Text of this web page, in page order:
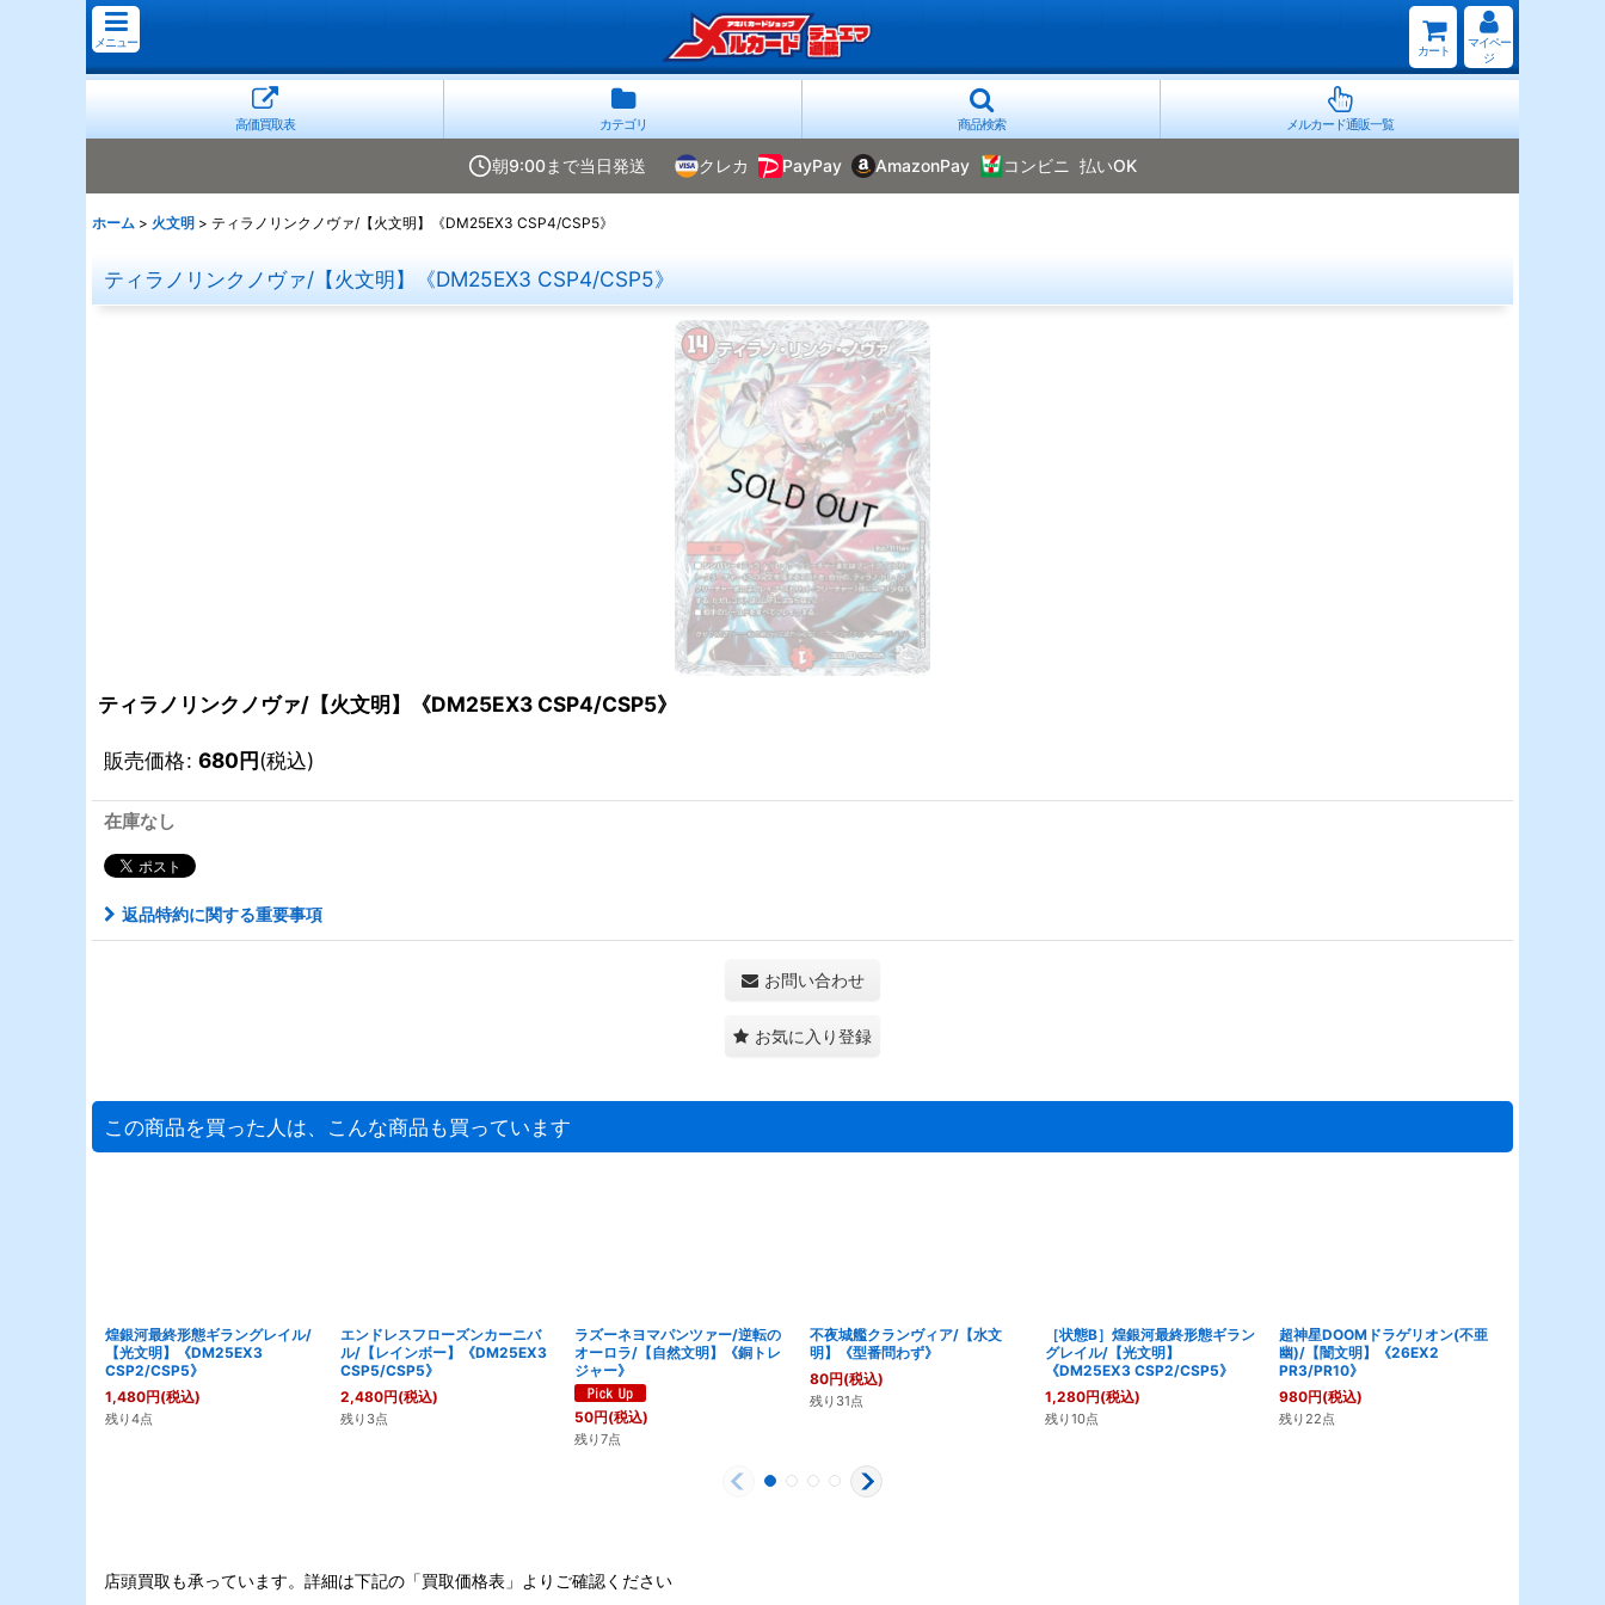
メニュー
カート
マイペー
ジ
高価買取表 カテゴリ 商品検索 メルカード通販一覧
朝9:00まで当日発送 クレカ PayPay AmazonPay コンビニ 払いOK
ホーム > 火文明 > ティラノリンクノヴァ/【火文明】《DM25EX3 CSP4/CSP5》
ティラノリンクノヴァ/【火文明】《DM25EX3 CSP4/CSP5》
ティラノリンクノヴァ/【火文明】《DM25EX3 CSP4/CSP5》
販売価格: 680円(税込)
在庫なし
返品特約に関する重要事項
お問い合わせ
お気に入り登録
この商品を買った人は、こんな商品も買っています
煌銀河最終形態ギラングレイル/
【光文明】《DM25EX3
CSP2/CSP5》
1,480円(税込)
残り4点
エンドレスフローズンカーニバ
ル/【レインボー】《DM25EX3
CSP5/CSP5》
2,480円(税込)
残り3点
ラズーネヨマパンツァー/逆転の
オーロラ/【自然文明】《銅トレ
ジャー》
50円(税込)
残り7点
不夜城艦クランヴィア/【水文
明】《型番問わず》
80円(税込)
残り31点
［状態B］煌銀河最終形態ギラン
グレイル/【光文明】
《DM25EX3 CSP2/CSP5》
1,280円(税込)
残り10点
超神星DOOMドラゲリオン(不亜
幽)/【闇文明】《26EX2
PR3/PR10》
980円(税込)
残り22点
店頭買取も承っています。詳細は下記の「買取価格表」よりご確認ください